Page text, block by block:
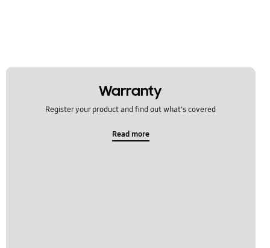
Warranty
Register your product and find out what's covered
Read more